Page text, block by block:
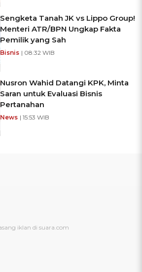
Sengketa Tanah JK vs Lippo Group!
Menteri ATR/BPN Ungkap Fakta
Pemilik yang Sah
Bisnis | 08:32 WIB
Nusron Wahid Datangi KPK, Minta
Saran untuk Evaluasi Bisnis
Pertanahan
News | 15:53 WIB